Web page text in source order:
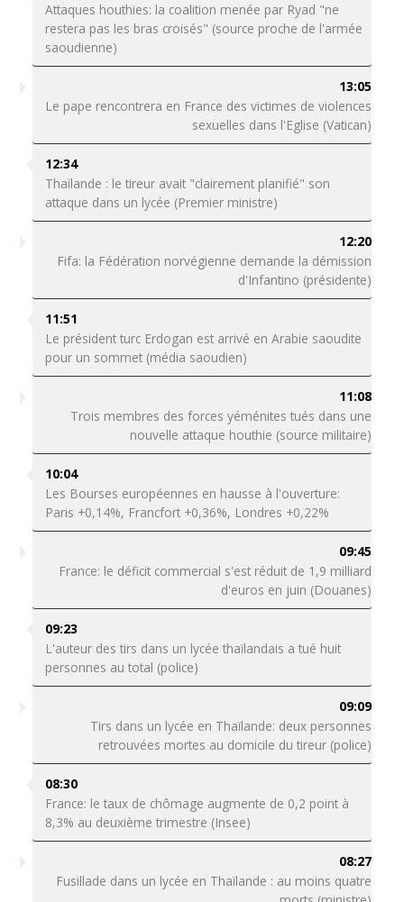
Attaques houthies: la coalition menée par Ryad "ne
restera pas les bras croisés" (source proche de l'armée
saoudienne)
13:05
Le pape rencontrera en France des victimes de violences
sexuelles dans l'Eglise (Vatican)
12:34
Thaïlande : le tireur avait "clairement planifié" son
attaque dans un lycée (Premier ministre)
12:20
Fifa: la Fédération norvégienne demande la démission
d'Infantino (présidente)
11:51
Le président turc Erdogan est arrivé en Arabie saoudite
pour un sommet (média saoudien)
11:08
Trois membres des forces yéménites tués dans une
nouvelle attaque houthie (source militaire)
10:04
Les Bourses européennes en hausse à l'ouverture:
Paris +0,14%, Francfort +0,36%, Londres +0,22%
09:45
France: le déficit commercial s'est réduit de 1,9 milliard
d'euros en juin (Douanes)
09:23
L'auteur des tirs dans un lycée thaïlandais a tué huit
personnes au total (police)
09:09
Tirs dans un lycée en Thaïlande: deux personnes
retrouvées mortes au domicile du tireur (police)
08:30
France: le taux de chômage augmente de 0,2 point à
8,3% au deuxième trimestre (Insee)
08:27
Fusillade dans un lycée en Thaïlande : au moins quatre